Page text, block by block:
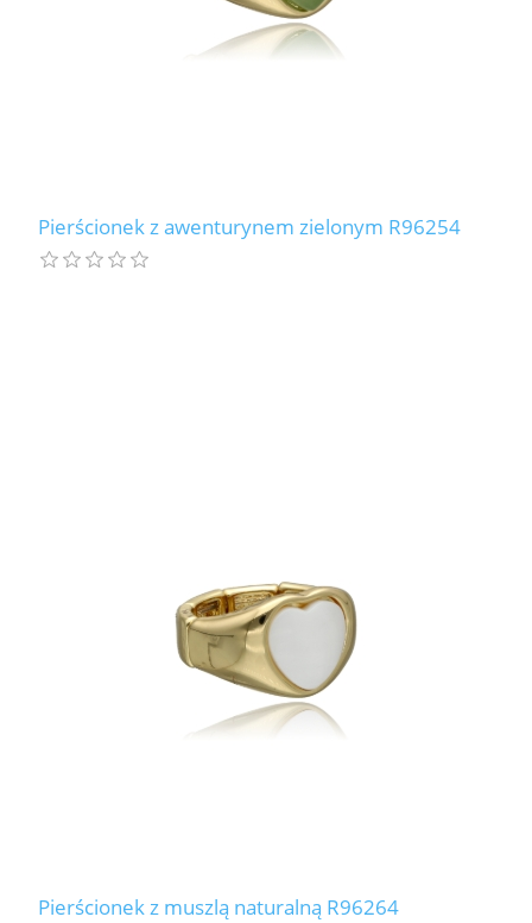
Pierścionek z awenturynem zielonym R96254
Pierścionek z muszlą naturalną R96264